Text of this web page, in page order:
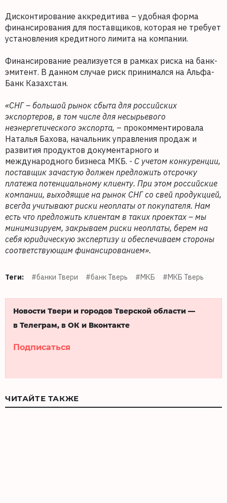
Дисконтирование аккредитива – удобная форма
финансирования для поставщиков, которая не требует
установления кредитного лимита на компании.
Финансирование реализуется в рамках риска на банк-
эмитент. В данном случае риск принимался на Альфа-
Банк Казахстан.
«СНГ – большой рынок сбыта для российских
экспортеров, в том числе для несырьевого
неэнергетического экспорта, – прокомментировала
Наталья Бахова, начальник управления продаж и
развития продуктов документарного и
международного бизнеса МКБ. - С учетом конкуренции,
поставщик зачастую должен предложить отсрочку
платежа потенциальному клиенту. При этом российские
компании, выходящие на рынок СНГ со свей продукцией,
всегда учитывают риски неоплаты от покупателя. Нам
есть что предложить клиентам в таких проектах – мы
минимизируем, закрываем риски неоплаты, берем на
себя юридическую экспертизу и обеспечиваем стороны
соответствующим финансированием».
Теги: #банки Твери #банк Тверь #МКБ #МКБ Тверь
Новости Твери и городов Тверской области —
в Телеграм, в ОК и Вконтакте
Подписаться
ЧИТАЙТЕ ТАКЖЕ